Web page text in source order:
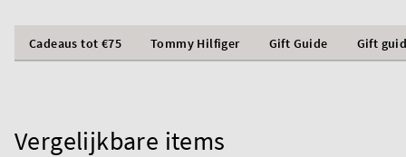
Cadeaus tot €75 Tommy Hilfiger Gift Guide Gift
Vergelijkbare items